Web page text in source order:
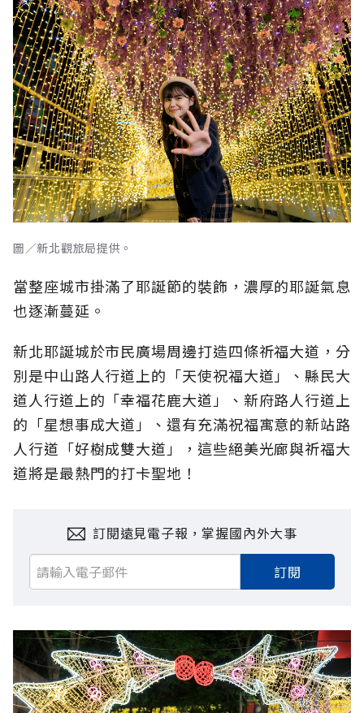
圖／新北觀旅局提供。
當整座城市掛滿了耶誕節的裝飾，濃厚的耶誕氣息
也逐漸蔓延。
新北耶誕城於市民廣場周邊打造四條祈福大道 ，分
別是中山路人行道上的「天使祝福大道」、縣民大
道人行道上的「幸福花鹿大道」、新府路人行道上
的「星想事成大道」、還有充滿祝福寓意的新站路
人行道「好樹成雙大道」，這些絕美光廊與祈福大
道將是最熱門的打卡聖地！
訂閱遠見電子報，掌握國內外大事
訂閱